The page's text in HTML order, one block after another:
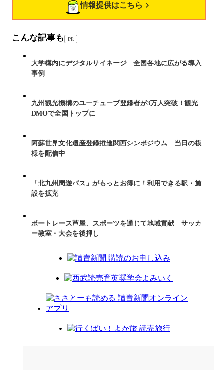
情報提供はこちら
こんな記事も PR
大学構内にデジタルサイネージ 全国各地に広がる導入
事例
九州観光機構のユーチューブ登録者が3万人突破！観光
DMOで全国トップに
阿蘇世界文化遺産登録推進関西シンポジウム 当日の模
様を配信中
「北九州周遊パス」がもっとお得に！利用できる駅・施
設を拡充
ボートレース芦屋、スポーツを通じて地域貢献 サッカ
ー教室・大会を後押し